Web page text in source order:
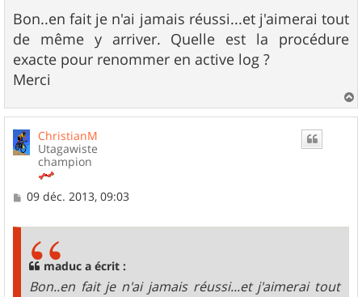
s
s
a
g
e
Bon..en fait je n'ai jamais réussi...et j'aimerai tout
de même y arriver. Quelle est la procédure
exacte pour renommer en active log ?
Merci
a
ChristianM
Utagawiste
champion
M
09 déc. 2013, 09:03
maduc a écrit :
Bon..en fait je n'ai jamais réussi...et j'aimerai tout